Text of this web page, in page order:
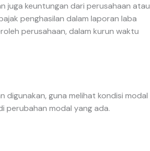
juga keuntungan dari perusahaan atau
penghasilan dalam laporan laba
perusahaan, dalam kurun waktu
digunakan, guna melihat kondisi modal
perubahan modal yang ada.